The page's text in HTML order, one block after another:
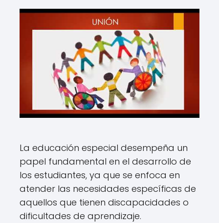
La educación especial desempeña un
papel fundamental en el desarrollo de
los estudiantes, ya que se enfoca en
atender las necesidades específicas de
aquellos que tienen discapacidades o
dificultades de aprendizaje.